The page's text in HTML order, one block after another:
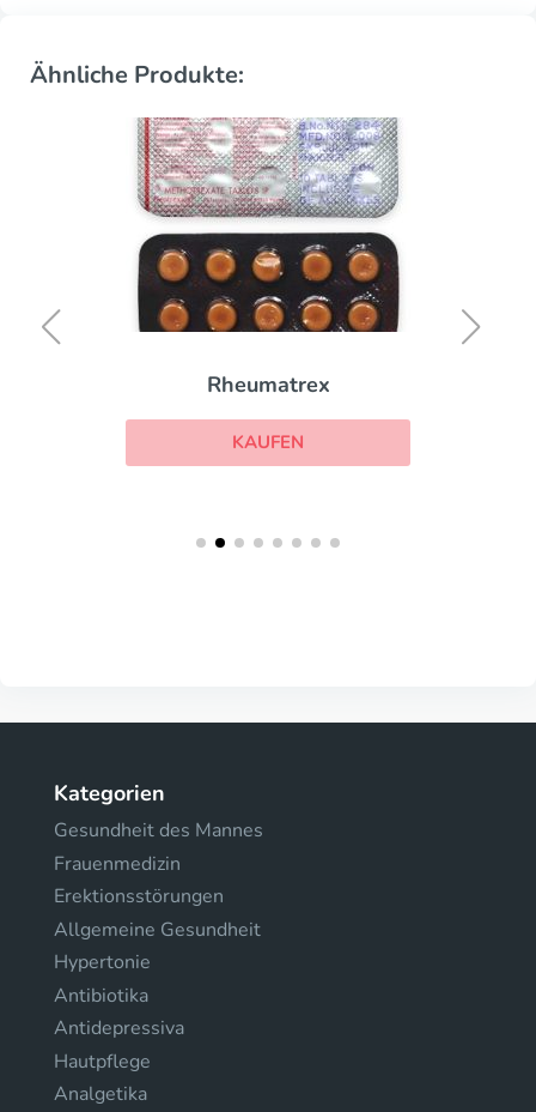
Ähnliche Produkte:
Rheumatrex
KAUFEN
Kategorien
Gesundheit des Mannes
Frauenmedizin
Erektionsstörungen
Allgemeine Gesundheit
Hypertonie
Antibiotika
Antidepressiva
Hautpflege
Analgetika